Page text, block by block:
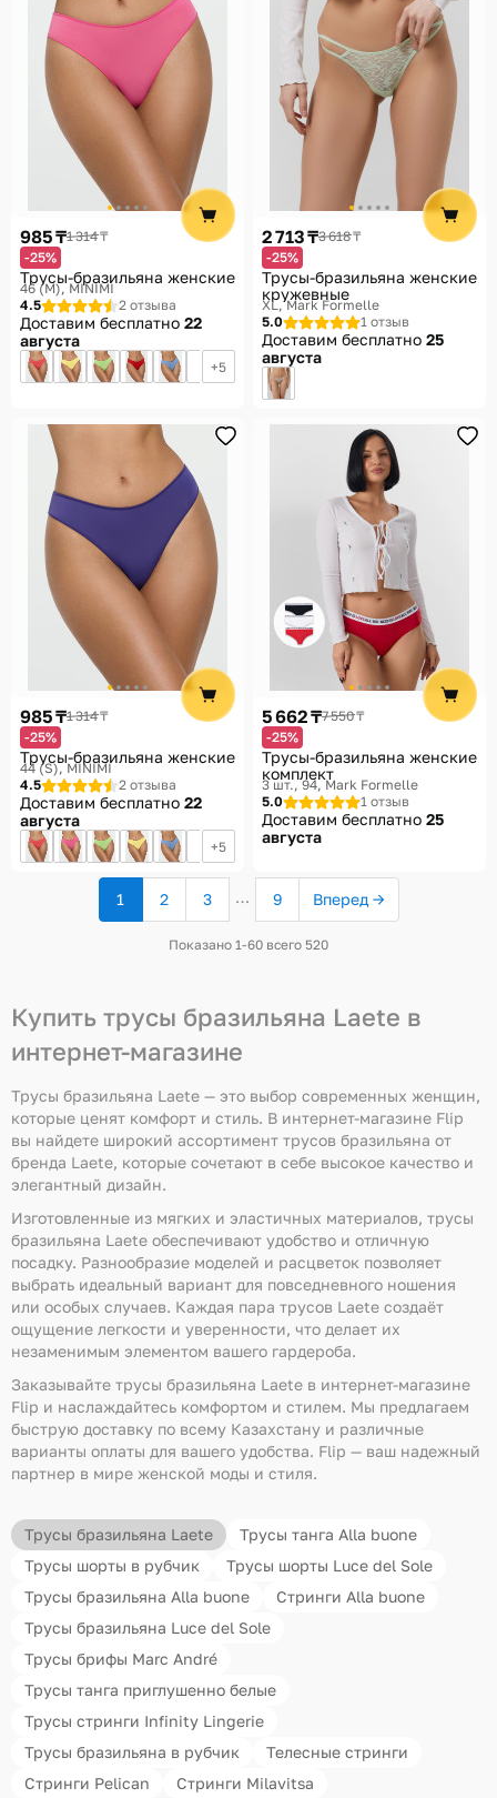
985 ₸1 314 ₸
-25%
Трусы-бразильяна женские
46 (M) MINIMI
4.5
2 отзыва
Доставим бесплатно 22
августа
5
2 713 ₸3 618 ₸
-25%
Трусы-бразильяна женские
кружевные
XL Mark Formelle
5.0
1 отзыв
Доставим бесплатно 25
августа
985 ₸1 314 ₸
-25%
Трусы-бразильяна женские
44 (S) MINIMI
4.5
2 отзыва
Доставим бесплатно 22
августа
5
5 662 ₸7 550 ₸
-25%
Трусы-бразильяна женские
комплект
3 шт., 94 Mark Formelle
5.0
1 отзыв
Доставим бесплатно 25
августа
1(текущая
2 3 … 9 Вперед →
Показано 1-60 всего 520
Купить трусы бразильяна Laete в
интернет-магазине
Трусы бразильяна Laete — это выбор современных женщин,
которые ценят комфорт и стиль. В интернет-магазине Flip
вы найдете широкий ассортимент трусов бразильяна от
бренда Laete, которые сочетают в себе высокое качество и
элегантный дизайн.
Изготовленные из мягких и эластичных материалов, трусы
бразильяна Laete обеспечивают удобство и отличную
посадку. Разнообразие моделей и расцветок позволяет
выбрать идеальный вариант для повседневного ношения
или особых случаев. Каждая пара трусов Laete создаёт
ощущение легкости и уверенности, что делает их
незаменимым элементом вашего гардероба.
Заказывайте трусы бразильяна Laete в интернет-магазине
Flip и наслаждайтесь комфортом и стилем. Мы предлагаем
быструю доставку по всему Казахстану и различные
варианты оплаты для вашего удобства. Flip — ваш надежный
партнер в мире женской моды и стиля.
Трусы бразильяна Laete
Трусы танга Alla buone
Трусы шорты в рубчик
Трусы шорты Luce del Sole
Трусы бразильяна Alla buone
Стринги Alla buone
Трусы бразильяна Luce del Sole
Трусы брифы Marc André
Трусы танга приглушенно белые
Трусы стринги Infinity Lingerie
Трусы бразильяна в рубчик
Телесные стринги
Стринги Pelican
Стринги Milavitsa